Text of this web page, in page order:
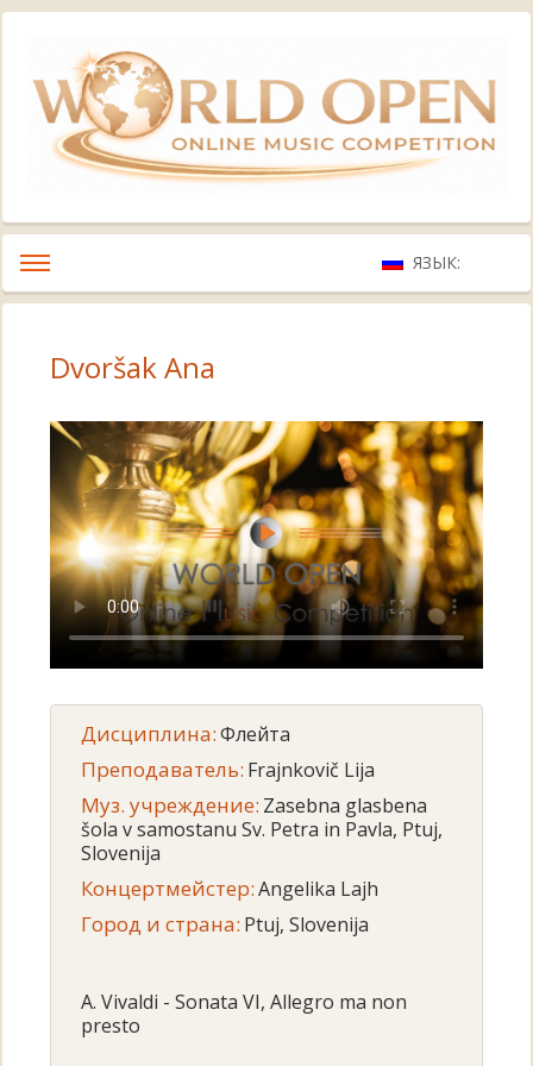
ЯЗЫК:
Dvoršak Ana
Дисциплина:Флейта
Преподаватель: Frajnkovič Lija
Муз. учреждение: Zasebna glasbena
šola v samostanu Sv. Petra in Pavla, Ptuj,
Slovenija
Концертмейстер:Angelika Lajh
Город и страна: Ptuj, Slovenija
A. Vivaldi - Sonata VI, Allegro ma non
presto